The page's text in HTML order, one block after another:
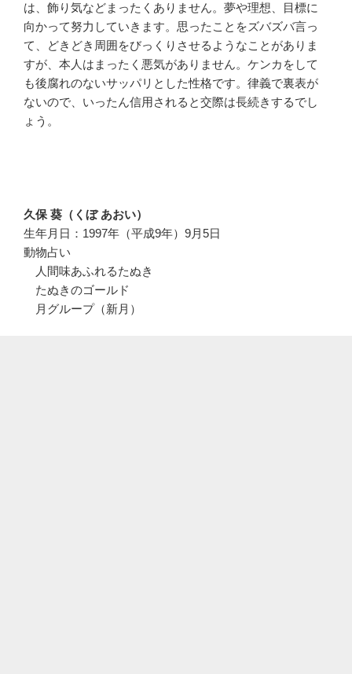
は、飾り気などまったくありません。夢や理想、目標に
向かって努力していきます。思ったことをズバズバ言っ
て、どきどき周囲をびっくりさせるようなことがありま
すが、本人はまったく悪気がありません。ケンカをして
も後腐れのないサッパリとした性格です。律義で裏表が
ないので、いったん信用されると交際は長続きするでし
ょう。
久保 葵（くぼ あおい）
生年月日：1997年（平成9年）9月5日
動物占い
人間味あふれるたぬき
たぬきのゴールド
月グループ（新月）